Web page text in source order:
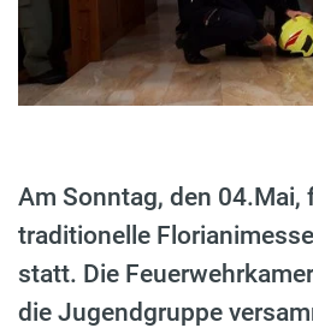
Am Sonntag, den 04.Mai,
traditionelle
statt. Die
die Jugendgruppe